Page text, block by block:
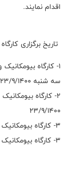
اقدام نمایند.
تاریخ برگزاری
1- کارگاه
سه شنبه 23/9/1400
۲- کارگاه
23/9/1400
۳- کارگاه بیومکانیک وآنالیز پرتابها : روز سه شنبه 16/9/1400
۳- کارگاه بیومکانیک وآنالیز پرشها : روز سه شنبه 16/9/1400